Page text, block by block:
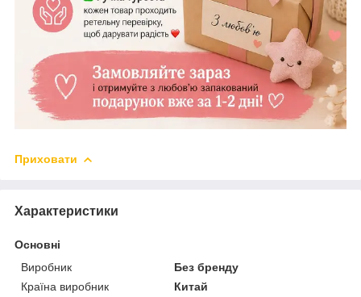
Приховати
Характеристики
Основні
Виробник
Без бренду
Країна виробник
Китай